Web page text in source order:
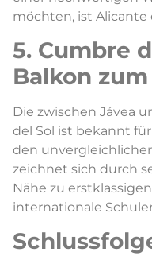
möchten, ist Alicante
5. Cumbre
Balkon
Die zwischen Jávea
del Sol ist bekannt
den
zeichnet sich durch
Nähe zu
internationale